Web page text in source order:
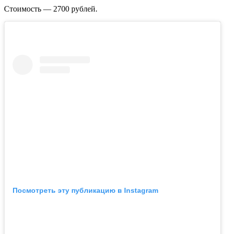
Стоимость — 2700 рублей.
Посмотреть эту публикацию в Instagram